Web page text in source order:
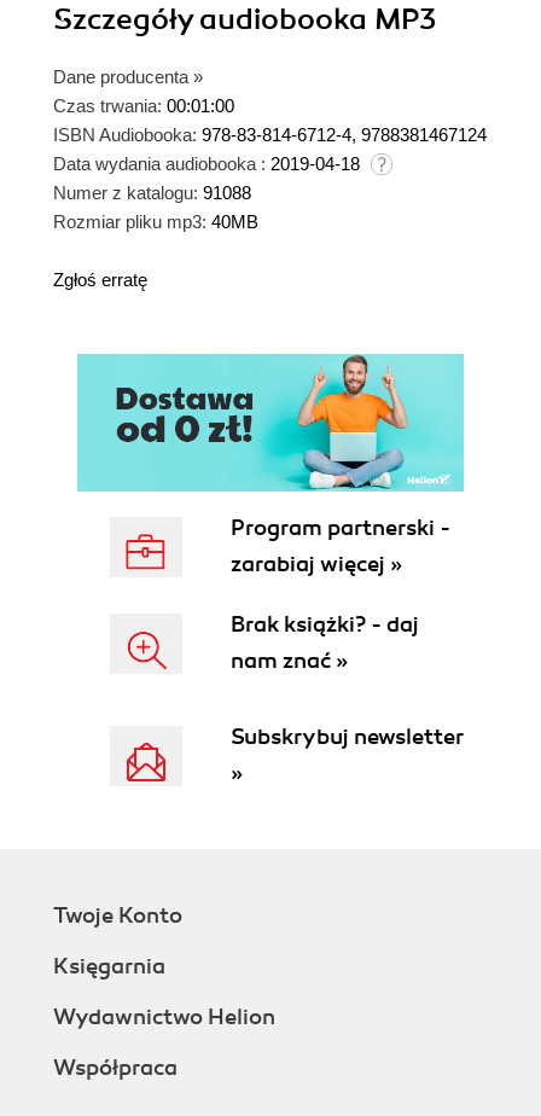
Szczegółyaudiobooka MP3
Dane producenta »
Czas trwania: 00:01:00
ISBN Audiobooka: 978-83-814-6712-4, 9788381467124
Data wydania audiobooka : 2019-04-18
Numer z katalogu: 91088
Rozmiar pliku mp3: 40MB
Zgłoś erratę
Program partnerski -
zarabiaj więcej »
Brak książki? - daj
nam znać »
Subskrybuj newsletter
»
Twoje Konto
Księgarnia
Wydawnictwo Helion
Współpraca